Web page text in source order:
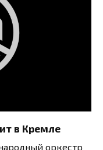
в Кремле
оркестр